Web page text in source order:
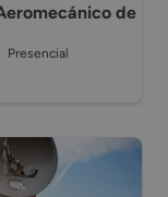
de
Presencial